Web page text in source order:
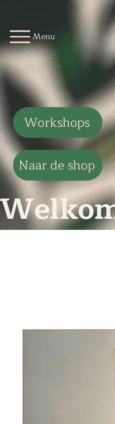
Menu
Workshops
Naar de shop